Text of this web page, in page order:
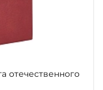
отечественного